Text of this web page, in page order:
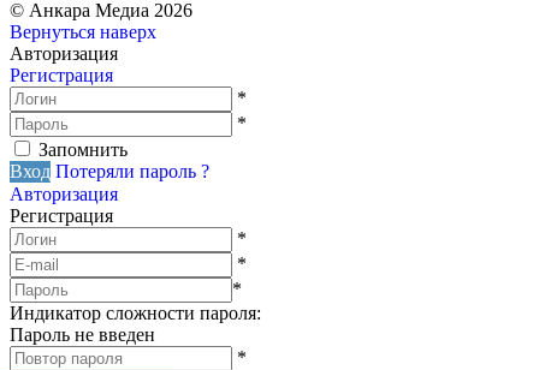
© Анкара Медиа 2026
Вернуться наверх
Авторизация
Регистрация
*
*
Запомнить
Вход Потеряли пароль ?
Авторизация
Регистрация
*
*
*
Индикатор сложности пароля:
Пароль не введен
*